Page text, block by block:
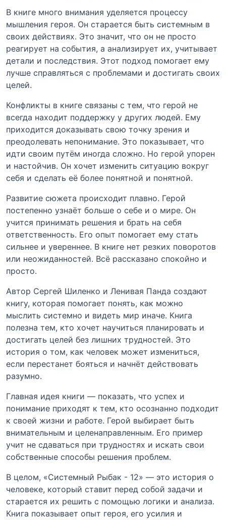
В книге много внимания уделяется процессу
мышления героя. Он старается быть системным в
своих действиях. Это значит, что он не просто
реагирует на события, а анализирует их, учитывает
детали и последствия. Этот подход помогает ему
лучше справляться с проблемами и достигать своих
целей.
Конфликты в книге связаны с тем, что герой не
всегда находит поддержку у других людей. Ему
приходится доказывать свою точку зрения и
преодолевать непонимание. Это показывает, что
идти своим путём иногда сложно. Но герой упорен
и настойчив. Он хочет изменить ситуацию вокруг
себя и сделать её более понятной и понятной.
Развитие сюжета происходит плавно. Герой
постепенно узнаёт больше о себе и о мире. Он
учится принимать решения и брать на себя
ответственность. Его опыт помогает ему стать
сильнее и увереннее. В книге нет резких поворотов
или неожиданностей. Всё рассказано спокойно и
просто.
Автор Сергей Шиленко и Ленивая Панда создают
книгу, которая помогает понять, как можно
мыслить системно и видеть мир иначе. Книга
полезна тем, кто хочет научиться планировать и
достигать целей без лишних трудностей. Это
история о том, как человек может измениться,
если перестанет бояться и начнёт действовать
разумно.
Главная идея книги — показать, что успех и
понимание приходят к тем, кто осознанно подходит
к своей жизни и работе. Герой выбирает быть
внимательным и целенаправленным. Его пример
учит не сдаваться при трудностях и искать свои
собственные способы решения проблем.
В целом, «Системный Рыбак - 12» — это история о
человеке, который ставит перед собой задачи и
старается их решить с помощью логики и анализа.
Книга показывает опыт героя, его усилия и